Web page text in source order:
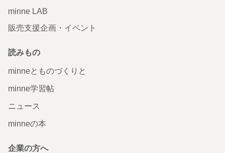
minne LAB
販売支援企画・イベント
読みもの
minneとものづくりと
minne学習帖
ニュース
minneの本
企業の方へ